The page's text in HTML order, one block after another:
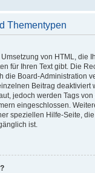
Thementypen
von HTML, die
für Ihren Text gibt. Die
die Board-Administration
Beitrag deaktiviert
jedoch werden Tags von
eingeschlossen.
speziellen Hilfe-Seite,
ist.